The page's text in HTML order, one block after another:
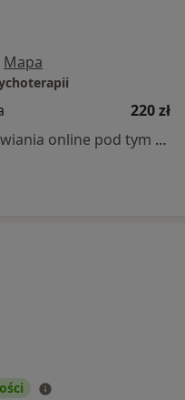
Mapa
220 zł
Specjalista nie oferuje umawiania online pod tym adresem.